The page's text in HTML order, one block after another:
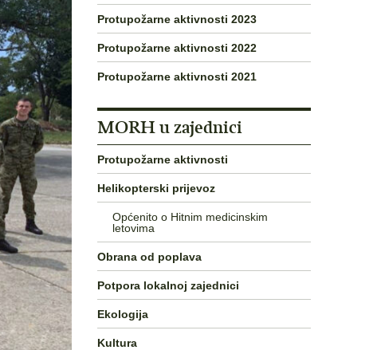
Protupožarne aktivnosti 2023
Protupožarne aktivnosti 2022
Protupožarne aktivnosti 2021
MORH u zajednici
Protupožarne aktivnosti
Helikopterski prijevoz
Općenito o Hitnim medicinskim
letovima
Obrana od poplava
Potpora lokalnoj zajednici
Ekologija
Kultura